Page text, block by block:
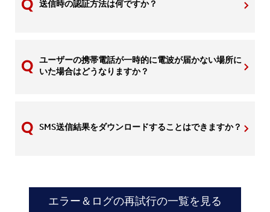
送信時の認証方法は何ですか？
ユーザーの携帯電話が一時的に電波が届かない場所に
いた場合はどうなりますか？
SMS送信結果をダウンロードすることはできますか？
エラー＆ログの再試行の一覧を見る